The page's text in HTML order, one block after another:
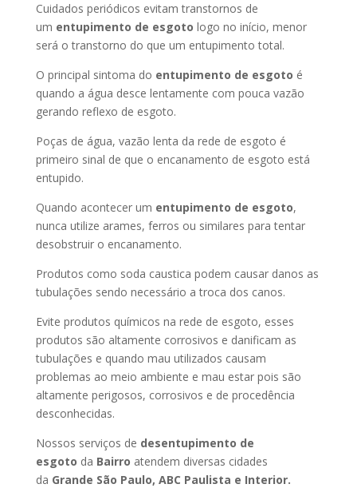
Cuidados periódicos evitam transtornos de
um entupimento de esgoto logo no início, menor
será o transtorno do que um entupimento total.
O principal sintoma do entupimento de esgoto é
quando a água desce lentamente com pouca vazão
gerando reflexo de esgoto.
Poças de água, vazão lenta da rede de esgoto é
primeiro sinal de que o encanamento de esgoto está
entupido.
Quando acontecer um entupimento de esgoto,
nunca utilize arames, ferros ou similares para tentar
desobstruir o encanamento.
Produtos como soda caustica podem causar danos as
tubulações sendo necessário a troca dos canos.
Evite produtos químicos na rede de esgoto, esses
produtos são altamente corrosivos e danificam as
tubulações e quando mau utilizados causam
problemas ao meio ambiente e mau estar pois são
altamente perigosos, corrosivos e de procedência
desconhecidas.
Nossos serviços de desentupimento de
esgoto da Bairro atendem diversas cidades
da Grande São Paulo, ABC Paulista e Interior.